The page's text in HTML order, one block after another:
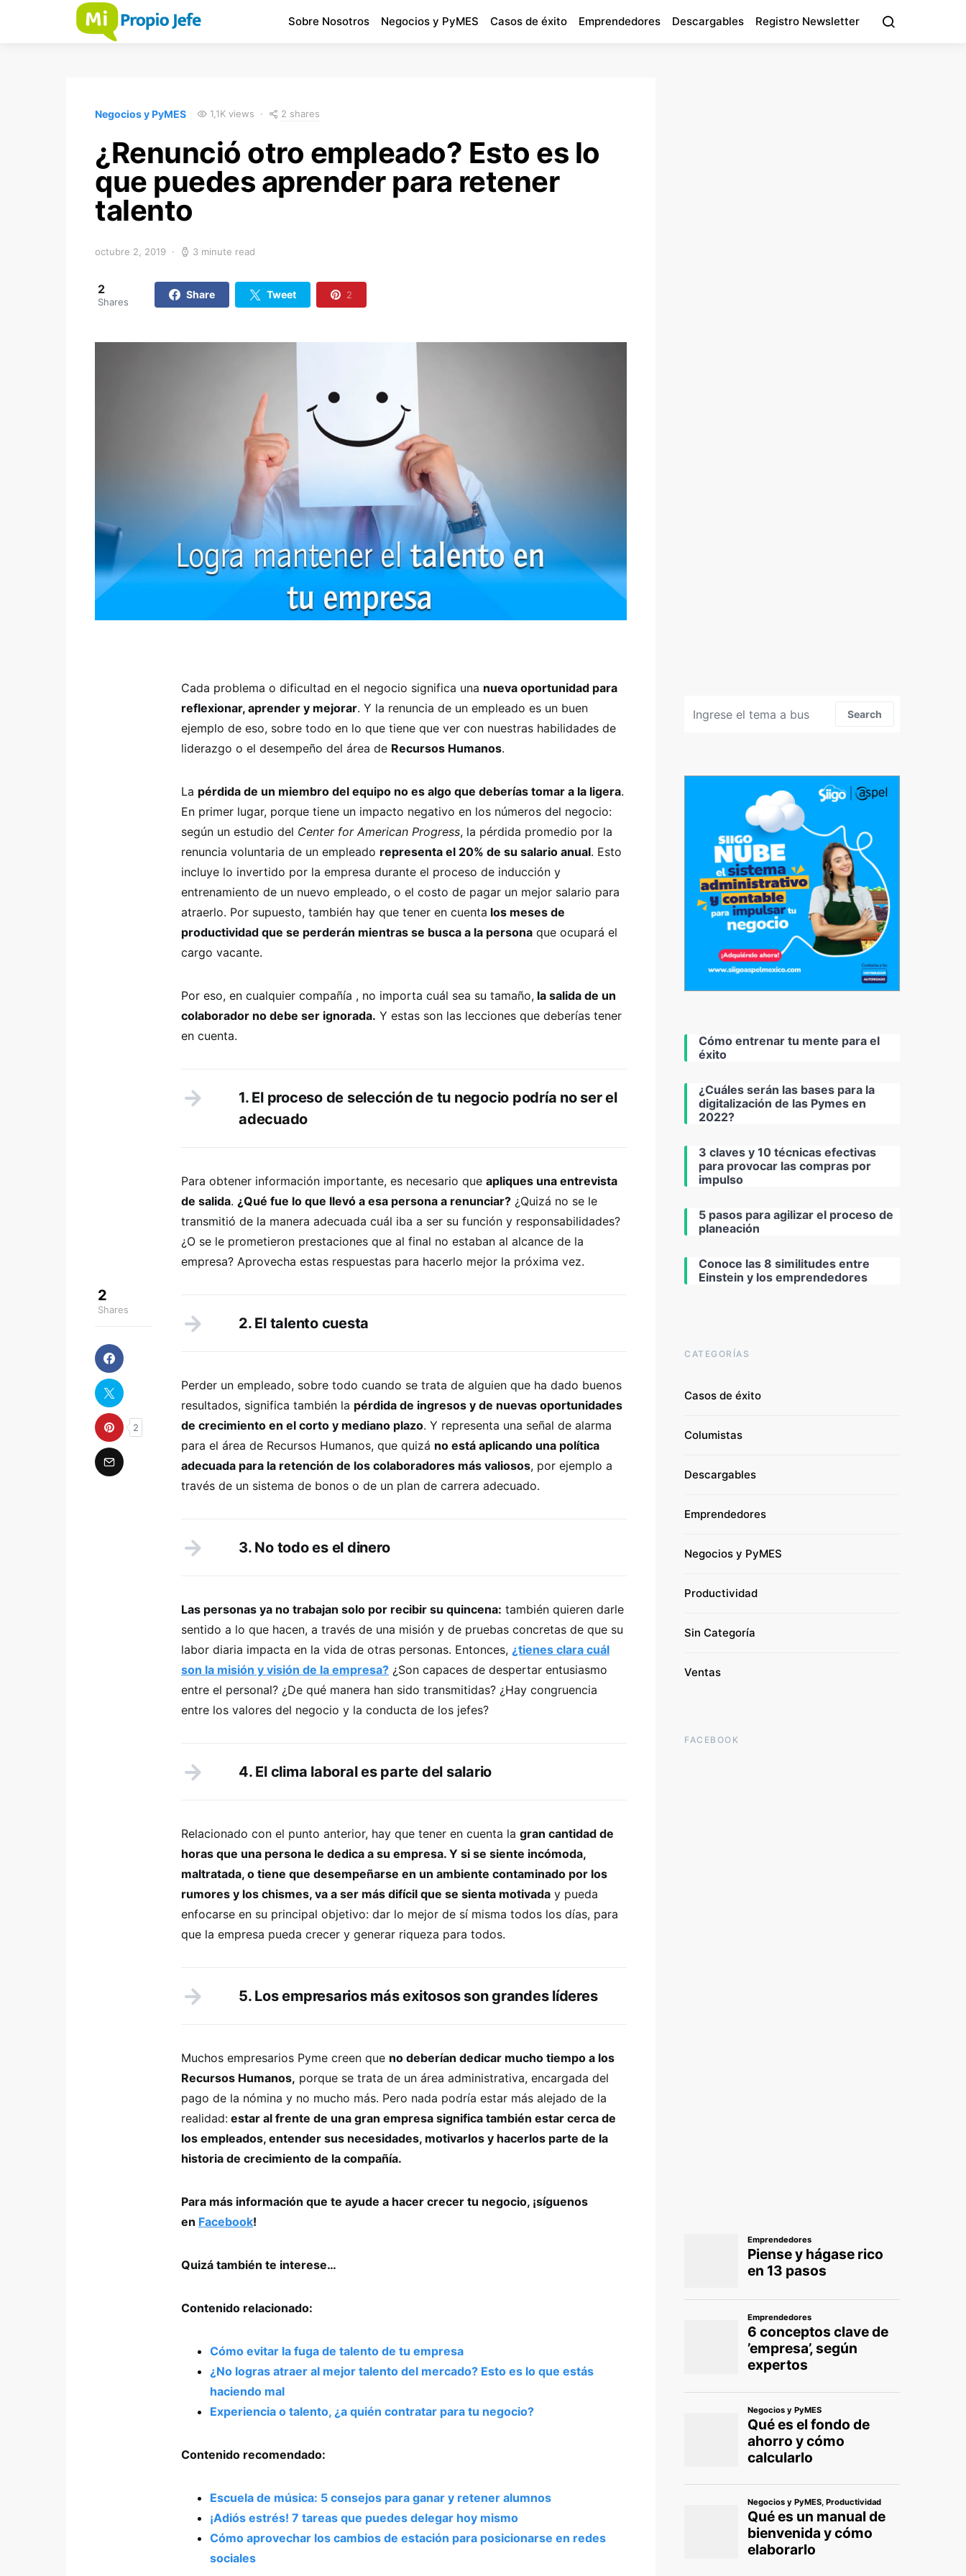
Sobre Nosotros Negocios y PyMES Casos de éxito Emprendedores Descargables Registro Newsletter
Negocios y PyMES 1,1K views 2 shares
¿Renunció otro empleado? Esto es lo
que puedes aprender para retener
talento
octubre 2, 2019 3 minute read
2
Shares
Share Tweet 2
2
Shares
2
Cada problema o dificultad en el negocio significa una nueva oportunidad para
reflexionar, aprender y mejorar. Y la renuncia de un empleado es un buen
ejemplo de eso, sobre todo en lo que tiene que ver con nuestras habilidades de
liderazgo o el desempeño del área de Recursos Humanos.
La pérdida de un miembro del equipo no es algo que deberías tomar a la ligera.
En primer lugar, porque tiene un impacto negativo en los números del negocio:
según un estudio del Center for American Progress, la pérdida promedio por la
renuncia voluntaria de un empleado representa el 20% de su salario anual. Esto
incluye lo invertido por la empresa durante el proceso de inducción y
entrenamiento de un nuevo empleado, o el costo de pagar un mejor salario para
atraerlo. Por supuesto, también hay que tener en cuenta los meses de
productividad que se perderán mientras se busca a la persona que ocupará el
cargo vacante.
Por eso, en cualquier compañía , no importa cuál sea su tamaño, la salida de un
colaborador no debe ser ignorada. Y estas son las lecciones que deberías tener
en cuenta.
1. El proceso de selección de tu negocio podría no ser el
adecuado
Para obtener información importante, es necesario que apliques una entrevista
de salida. ¿Qué fue lo que llevó a esa persona a renunciar? ¿Quizá no se le
transmitió de la manera adecuada cuál iba a ser su función y responsabilidades?
¿O se le prometieron prestaciones que al final no estaban al alcance de la
empresa? Aprovecha estas respuestas para hacerlo mejor la próxima vez.
2. El talento cuesta
Perder un empleado, sobre todo cuando se trata de alguien que ha dado buenos
resultados, significa también la pérdida de ingresos y de nuevas oportunidades
de crecimiento en el corto y mediano plazo. Y representa una señal de alarma
para el área de Recursos Humanos, que quizá no está aplicando una política
adecuada para la retención de los colaboradores más valiosos, por ejemplo a
través de un sistema de bonos o de un plan de carrera adecuado.
3. No todo es el dinero
Las personas ya no trabajan solo por recibir su quincena: también quieren darle
sentido a lo que hacen, a través de una misión y de pruebas concretas de que su
labor diaria impacta en la vida de otras personas. Entonces, ¿tienes clara cuál
son la misión y visión de la empresa? ¿Son capaces de despertar entusiasmo
entre el personal? ¿De qué manera han sido transmitidas? ¿Hay congruencia
entre los valores del negocio y la conducta de los jefes?
4. El clima laboral es parte del salario
Relacionado con el punto anterior, hay que tener en cuenta la gran cantidad de
horas que una persona le dedica a su empresa. Y si se siente incómoda,
maltratada, o tiene que desempeñarse en un ambiente contaminado por los
rumores y los chismes, va a ser más difícil que se sienta motivada y pueda
enfocarse en su principal objetivo: dar lo mejor de sí misma todos los días, para
que la empresa pueda crecer y generar riqueza para todos.
5. Los empresarios más exitosos son grandes líderes
Muchos empresarios Pyme creen que no deberían dedicar mucho tiempo a los
Recursos Humanos, porque se trata de un área administrativa, encargada del
pago de la nómina y no mucho más. Pero nada podría estar más alejado de la
realidad: estar al frente de una gran empresa significa también estar cerca de
los empleados, entender sus necesidades, motivarlos y hacerlos parte de la
historia de crecimiento de la compañía.
Para más información que te ayude a hacer crecer tu negocio, ¡síguenos
en Facebook!
Quizá también te interese…
Contenido relacionado:
Cómo evitar la fuga de talento de tu empresa
¿No logras atraer al mejor talento del mercado? Esto es lo que estás
haciendo mal
Experiencia o talento, ¿a quién contratar para tu negocio?
Contenido recomendado:
Escuela de música: 5 consejos para ganar y retener alumnos
¡Adiós estrés! 7 tareas que puedes delegar hoy mismo
Cómo aprovechar los cambios de estación para posicionarse en redes
sociales
Search
Cómo entrenar tu mente para el
éxito
¿Cuáles serán las bases para la
digitalización de las Pymes en
2022?
3 claves y 10 técnicas efectivas
para provocar las compras por
impulso
5 pasos para agilizar el proceso de
planeación
Conoce las 8 similitudes entre
Einstein y los emprendedores
CATEGORÍAS
Casos de éxito
Columistas
Descargables
Emprendedores
Negocios y PyMES
Productividad
Sin Categoría
Ventas
FACEBOOK